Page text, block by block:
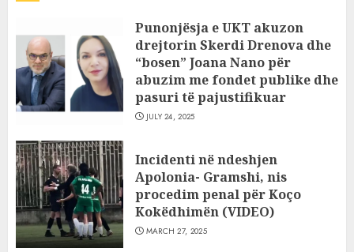
Punonjësja e UKT akuzon
drejtorin Skerdi Drenova dhe
“bosen” Joana Nano për
abuzim me fondet publike dhe
pasuri të pajustifikuar
JULY 24, 2025
Incidenti në ndeshjen
Apolonia- Gramshi, nis
procedim penal për Koço
Kokëdhimën (VIDEO)
MARCH 27, 2025